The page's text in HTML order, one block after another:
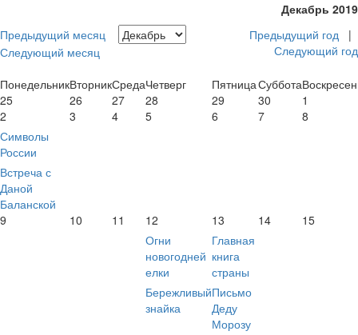
Декабрь 2019
Предыдущий месяц
Следующий месяц
Предыдущий год |
Следующий год
ПонедельникВторникСредаЧетверг ПятницаСуббота
25
26 27 28 29 30
1
2
Символы
России
Встреча с
Даной
Баланской
3 4 5 6 7 8
9 10 11
12
Огни
новогодней
елки
Бережливый
знайка
13
Главная
книга
страны
Письмо
Деду
Морозу
14 15